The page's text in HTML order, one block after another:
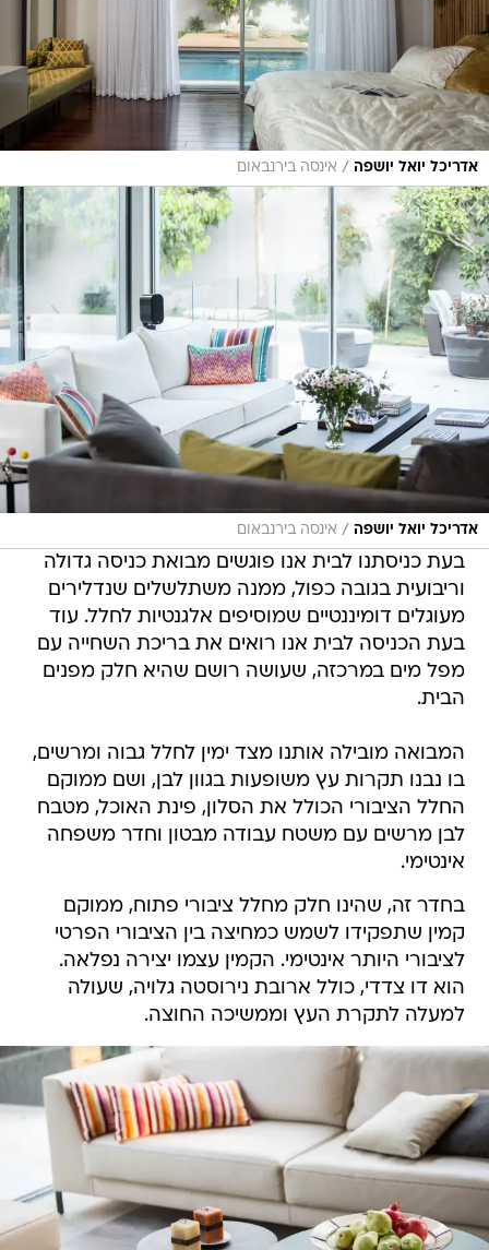
אדריכל יואל יושפה / אינסה בירנבאום
אדריכל יואל יושפה / אינסה בירנבאום
בעת כניסתנו לבית אנו פוגשים מבואת כניסה גדולה
וריבועית בגובה כפול, ממנה משתלשלים שנדלירים
מעוגלים דומיננטיים שמוסיפים אלגנטיות לחלל. עוד
בעת הכניסה לבית אנו רואים את בריכת השחייה עם
מפל מים במרכזה, שעושה רושם שהיא חלק מפנים
הבית.
המבואה מובילה אותנו מצד ימין לחלל גבוה ומרשים,
בו נבנו תקרות עץ משופעות בגוון לבן, ושם ממוקם
החלל הציבורי הכולל את הסלון, פינת האוכל, מטבח
לבן מרשים עם משטח עבודה מבטון וחדר משפחה
אינטימי.
בחדר זה, שהינו חלק מחלל ציבורי פתוח, ממוקם
קמין שתפקידו לשמש כמחיצה בין הציבורי הפרטי
לציבורי היותר אינטימי. הקמין עצמו יצירה נפלאה.
הוא דו צדדי, כולל ארובת נירוסטה גלויה, שעולה
למעלה לתקרת העץ וממשיכה החוצה.